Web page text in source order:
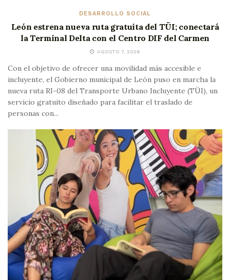
DESARROLLO SOCIAL
León estrena nueva ruta gratuita del TÜI; conectará
la Terminal Delta con el Centro DIF del Carmen
AGOSTO 7, 2026
Con el objetivo de ofrecer una movilidad más accesible e
incluyente, el Gobierno municipal de León puso en marcha la
nueva ruta RI-08 del Transporte Urbano Incluyente (TÜI), un
servicio gratuito diseñado para facilitar el traslado de
personas con...